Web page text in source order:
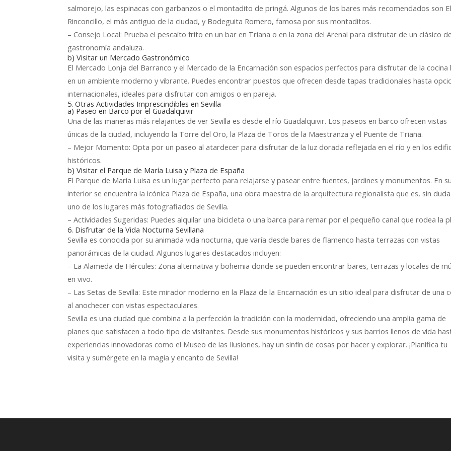
salmorejo, las espinacas con garbanzos o el montadito de pringá. Algunos de los bares más recomendados son El
Rinconcillo, el más antiguo de la ciudad, y Bodeguita Romero, famosa por sus montaditos.
– Consejo Local: Prueba el pescaíto frito en un bar en Triana o en la zona del Arenal para disfrutar de un clásico
gastronomía andaluza.
b) Visitar un Mercado Gastronómico
El Mercado Lonja del Barranco y el Mercado de la Encarnación son espacios perfectos para disfrutar de la cocina
en un ambiente moderno y vibrante. Puedes encontrar puestos que ofrecen desde tapas tradicionales hasta
internacionales, ideales para disfrutar con amigos o en pareja.
5. Otras Actividades Imprescindibles en Sevilla
a) Paseo en Barco por el Guadalquivir
Una de las maneras más relajantes de ver Sevilla es desde el río Guadalquivir. Los paseos en barco ofrecen vistas
únicas de la ciudad, incluyendo la Torre del Oro, la Plaza de Toros de la Maestranza y el Puente de Triana.
– Mejor Momento: Opta por un paseo al atardecer para disfrutar de la luz dorada reflejada en el río y en los
históricos.
b) Visitar el Parque de María Luisa y Plaza de España
El Parque de María Luisa es un lugar perfecto para relajarse y pasear entre fuentes, jardines y monumentos. En su
interior se encuentra la icónica Plaza de España, una obra maestra de la arquitectura regionalista que es, sin
uno de los lugares más fotografiados de Sevilla.
– Actividades Sugeridas: Puedes alquilar una bicicleta o una barca para remar por el pequeño canal que rodea la
6. Disfrutar de la Vida Nocturna Sevillana
Sevilla es conocida por su animada vida nocturna, que varía desde bares de flamenco hasta terrazas con vistas
panorámicas de la ciudad. Algunos lugares destacados incluyen:
– La Alameda de Hércules: Zona alternativa y bohemia donde se pueden encontrar bares, terrazas y locales de
en vivo.
– Las Setas de Sevilla: Este mirador moderno en la Plaza de la Encarnación es un sitio ideal para disfrutar de una
al anochecer con vistas espectaculares.
Sevilla es una ciudad que combina a la perfección la tradición con la modernidad, ofreciendo una amplia gama de
planes que satisfacen a todo tipo de visitantes. Desde sus monumentos históricos y sus barrios llenos de vida
experiencias innovadoras como el Museo de las Ilusiones, hay un sinfín de cosas por hacer y explorar. ¡Planifica tu
visita y sumérgete en la magia y encanto de Sevilla!